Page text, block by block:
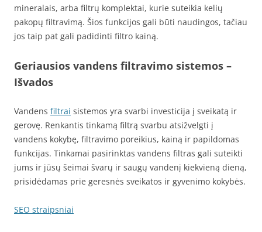
mineralais, arba filtrų komplektai, kurie suteikia kelių
pakopų filtravimą. Šios funkcijos gali būti naudingos, tačiau
jos taip pat gali padidinti filtro kainą.
Geriausios vandens filtravimo sistemos –
Išvados
Vandens filtrai sistemos yra svarbi investicija į sveikatą ir
gerovę. Renkantis tinkamą filtrą svarbu atsižvelgti į
vandens kokybę, filtravimo poreikius, kainą ir papildomas
funkcijas. Tinkamai pasirinktas vandens filtras gali suteikti
jums ir jūsų šeimai švarų ir saugų vandenį kiekvieną dieną,
prisidėdamas prie geresnės sveikatos ir gyvenimo kokybės.
SEO straipsniai